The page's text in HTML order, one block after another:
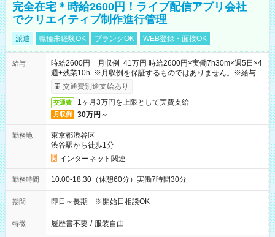
完全在宅＊時給2600円！ライブ配信アプリ会社
でクリエイティブ制作進行管理
派遣 職種未経験OK ブランクOK WEB登録・面接OK
給与
時給2600円 月収例 41万円 時給2600円×実働7h30m×週5日×4
週+残業10h ※月収例を保証するものではありません。※給与即
受取りサービス利用可（利用条件有）
交通費別途支給あり
交通費 1ヶ月3万円を上限として実費支給
月収例 30万円～
勤務地
東京都渋谷区
渋谷駅から徒歩1分
インターネット関連
勤務時間 10:00-18:30（休憩60分）実働7時間30分
期間 即日～長期 ※開始日相談OK
特徴 履歴書不要 / 服装自由